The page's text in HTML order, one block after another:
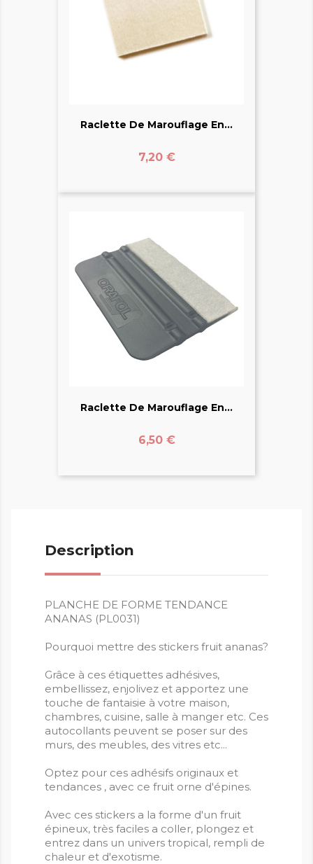
Raclette De Marouflage En...
Prix
7,20 €
Raclette De Marouflage En...
Prix
6,50 €
Description
PLANCHE DE FORME TENDANCE
ANANAS (PL0031)
Pourquoi mettre des stickers fruit ananas?
Grâce à ces étiquettes adhésives,
embellissez, enjolivez et apportez une
touche de fantaisie à votre maison,
chambres, cuisine, salle à manger etc. Ces
autocollants peuvent se poser sur des
murs, des meubles, des vitres etc...
Optez pour ces adhésifs originaux et
tendances , avec ce fruit orne d'épines.
Avec ces stickers a la forme d'un fruit
épineux, très faciles a coller, plongez et
entrez dans un univers tropical, rempli de
chaleur et d'exotisme.